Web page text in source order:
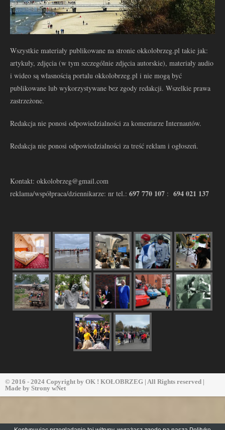
Wszystkie materiały publikowane na stronie okkolobrzeg.pl takie jak:
artykuły, zdjęcia (w tym szczególnie zdjęcia autorskie), materiały audio
i wideo są własnością portalu okkolobrzeg.pl i nie mogą być
publikowane lub wykorzystywane bez zgody redakcji. Wszelkie prawa
zastrzeżone.
Redakcja nie ponosi odpowiedzialności za komentarze Internautów.
Redakcja nie ponosi odpowiedzialności za treść reklam i ogłoszeń.
Kontakt: okkolobrzeg@gmail.com
reklama/współpraca/dziennikarze: nr tel.: 697 770 107 : 694 021 137
© 2016 - 2024 Copyright by OK ! KOŁOBRZEG | All Rights reserved |
Made by Strony wNet